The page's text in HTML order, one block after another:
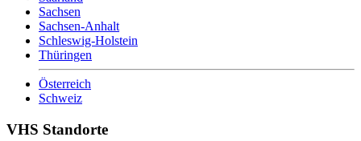
Sachsen
Sachsen-Anhalt
Schleswig-Holstein
Thüringen
Österreich
Schweiz
VHS Standorte